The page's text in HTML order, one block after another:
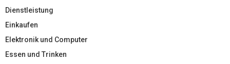
Dienstleistung
Einkaufen
Elektronik und Computer
Essen und Trinken